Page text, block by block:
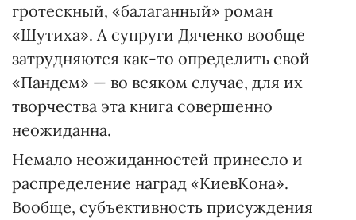
гротескный, «балаганный» роман
«Шутиха». А супруги Дяченко вообще
затрудняются как-то определить свой
«Пандем» — во всяком случае, для их
творчества эта книга совершенно
неожиданна.
Немало неожиданностей принесло и
распределение наград «КиевКона».
Вообще, субъективность присуждения